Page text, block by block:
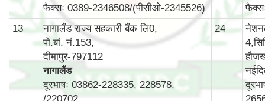
फैक्सः 0389-2346508/(पीसीओ-2345526)
13
नागालैंड राज्य सहकारी बैंक लि0,
पो.बां. नं.153,
दीमापुर-797112
नागालैंड
दूरभाषः 03862-228335, 228578,
/220702
24